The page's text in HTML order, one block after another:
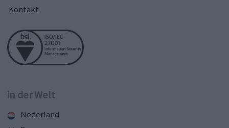
Kontakt
in der Welt
Nederland